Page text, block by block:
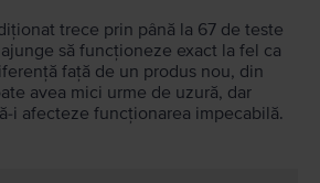
trece prin până la 67 de teste
să funcționeze exact la fel ca
față de un produs nou, din
avea mici urme de uzură, dar
i afecteze funcționarea impecabilă.